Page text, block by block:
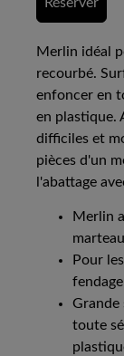
Réserver
Merlin idéal
recourbé.
enfoncer en
en plastique.
difficiles et
pièces d'un
l'abattage
Merlin
Pour
Grande
toute